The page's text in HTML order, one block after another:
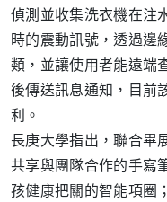
偵測並收集洗衣機在注
時的震動訊號，透過邊
類，並讓使用者能遠端
後傳送訊息通知，目前
利。
長庚大學指出，聯合畢
共享與團隊合作的手寫
孩健康把關的智能項圈